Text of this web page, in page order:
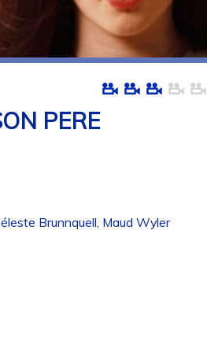
PERE
Brunnquell, Maud Wyler